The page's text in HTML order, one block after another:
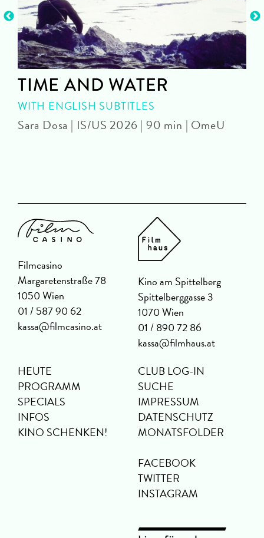
TIME AND WATER
WITH ENGLISH SUBTITLES
Sara Dosa | IS/US 2026 | 90 min | OmeU
Filmcasino
Margaretenstraße 78
1050 Wien
01 / 587 90 62
kassa@filmcasino.at
Kino am Spittelberg
Spittelberggasse 3
1070 Wien
01 / 890 72 86
kassa@filmhaus.at
HEUTE
PROGRAMM
SPECIALS
INFOS
KINO SCHENKEN!
CLUB LOG-IN
SUCHE
IMPRESSUM
DATENSCHUTZ
MONATSFOLDER
FACEBOOK
TWITTER
INSTAGRAM